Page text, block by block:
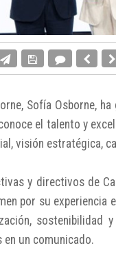
Sofía Osborne,
el talento y
visión estratégica,
y directivos de
por su experiencia
sostenibilidad
un comunicado.